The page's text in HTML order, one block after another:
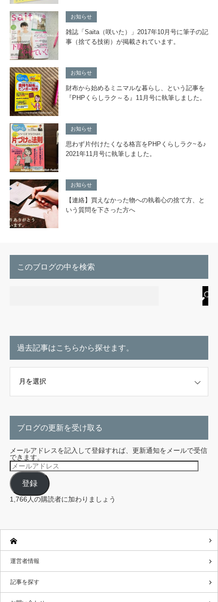
お知らせ
雑誌「Saita（咲いた）」2017年10月号に筆子の記
事（捨てる技術）が掲載されています。
お知らせ
財布から始めるミニマルな暮らし、という記事を
『PHPくらしラク～る』11月号に執筆しました。
お知らせ
思わず片付けたくなる格言をPHPくらしラク~る♪
2021年11月号に執筆しました。
お知らせ
【連絡】買えなかった物への執着心の捨て方、と
いう質問を下さった方へ
このブログの中を検索
過去記事はこちらから探せます。
ブログの更新を受け取る
メールアドレスを記入して登録すれば、更新通知をメールで受信
できます。
メ
ー
ル
ア
ド
レ
ス
登録
1,766人の購読者に加わりましょう
運営者情報
記事を探す